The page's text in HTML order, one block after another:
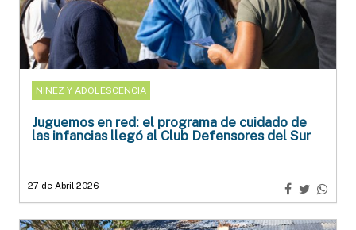
NIÑEZ Y ADOLESCENCIA
Juguemos en red: el programa de cuidado de
las infancias llegó al Club Defensores del Sur
27 de Abril 2026